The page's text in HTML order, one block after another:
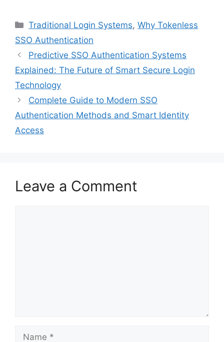
Categories
Traditional Login Systems,Why Tokenless
SSO Authentication
Predictive SSO Authentication Systems
Explained: The Future of Smart Secure Login
Technology
Complete Guide to Modern SSO
Authentication Methods and Smart Identity
Access
Leave a Comment
Name